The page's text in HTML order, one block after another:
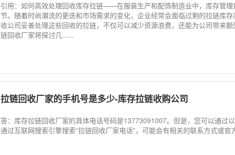
引用：如何高效处理回收库存拉链——在服装生产和配饰制造业中，库存管理
节。随着时尚潮流的更迭和市场需求的变化，企业经常会面临过剩的拉链库
收公司妥善处理这些回收的拉链，不仅可以减少资源浪费，还能为公司带来
链回收厂家将探讨几......
拉链回收厂家的手机号是多少-库存拉链收购公司
答：库存拉链回收厂家的具体电话号码是13773091007。但是，您可以通过
通过互联网搜索引擎搜索“拉链回收厂家电话”，可能会有相关的联系方式或官